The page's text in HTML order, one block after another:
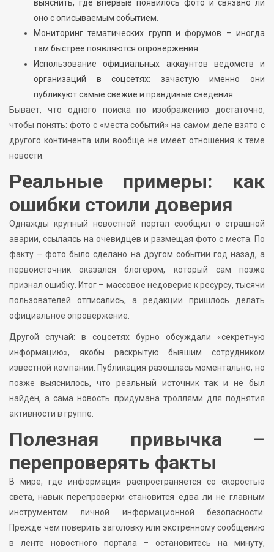
выяснить, где впервые появилось фото и связано ли
оно с описываемым событием.
Мониторинг тематических групп и форумов – иногда
там быстрее появляются опровержения.
Использование официальных аккаунтов ведомств и
организаций в соцсетях: зачастую именно они
публикуют самые свежие и правдивые сведения.
Бывает, что одного поиска по изображению достаточно,
чтобы понять: фото с «места событий» на самом деле взято с
другого континента или вообще не имеет отношения к теме
новости.
Реальные примеры: как
ошибки стоили доверия
Однажды крупный новостной портал сообщил о страшной
аварии, ссылаясь на очевидцев и размещая фото с места. По
факту – фото было сделано на другом событии год назад, а
первоисточник оказался блогером, который сам позже
признал ошибку. Итог – массовое недоверие к ресурсу, тысячи
пользователей отписались, а редакции пришлось делать
официальное опровержение.
Другой случай: в соцсетях бурно обсуждали «секретную
информацию», якобы раскрытую бывшим сотрудником
известной компании. Публикация разошлась моментально, но
позже выяснилось, что реальный источник так и не был
найден, а сама новость придумана троллями для поднятия
активности в группе.
Полезная привычка –
перепроверять факты
В мире, где информация распространяется со скоростью
света, навык перепроверки становится едва ли не главным
инструментом личной информационной безопасности.
Прежде чем поверить заголовку или экстренному сообщению
в ленте новостного портала – остановитесь на минуту,